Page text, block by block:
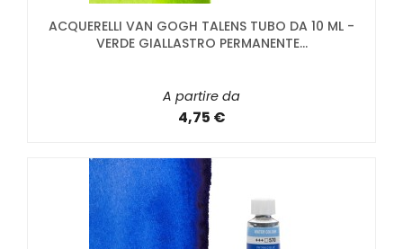
ACQUERELLI VAN GOGH TALENS TUBO DA 10 ML -
VERDE GIALLASTRO PERMANENTE...
A partire da
4,75 €